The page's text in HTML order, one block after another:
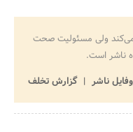
می‌کند ولی مسئولیت صحت
ناشر است.
ناشر
گزارش تخلف